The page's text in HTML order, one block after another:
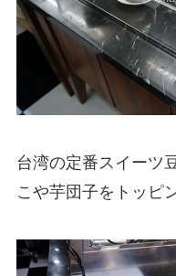
台湾の定番スイーツ
こや芋団子をトッピ